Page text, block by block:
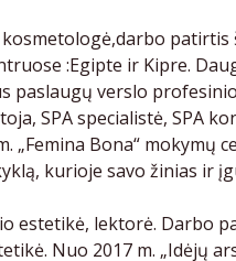
patirtis
:Egipte ir Kipre.
paslaugų verslo
SPA specialistė, SPA
Bona“ mokymų
kurioje savo žinias ir
estetikė, lektorė. Darbo
Nuo 2017 m. „Idėjų